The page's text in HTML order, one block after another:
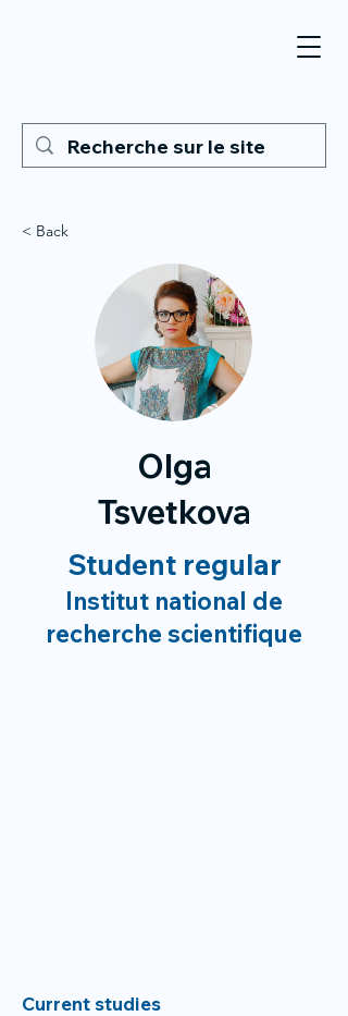
< Back
Olga
Tsvetkova
Student regular
Institut national de
recherche scientifique
Current studies